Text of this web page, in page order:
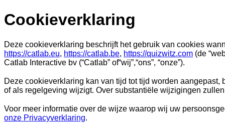
Cookieverklaring
Deze cookieverklaring beschrijft het gebruik van cookies
https://catlab.eu, https://catlab.be, https://quizwitz.com (de
Catlab Interactive bv (“Catlab” of“wij”,“ons”, “onze”).
Deze cookieverklaring kan van tijd tot tijd worden
of als regelgeving wijzigt. Over substantiële wijzigingen
Voor meer informatie over de wijze waarop wij uw
onze Privacyverklaring.